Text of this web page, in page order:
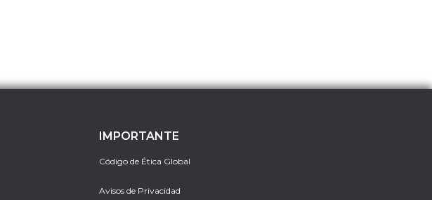
IMPORTANTE
Código de Ética Global
Avisos de Privacidad